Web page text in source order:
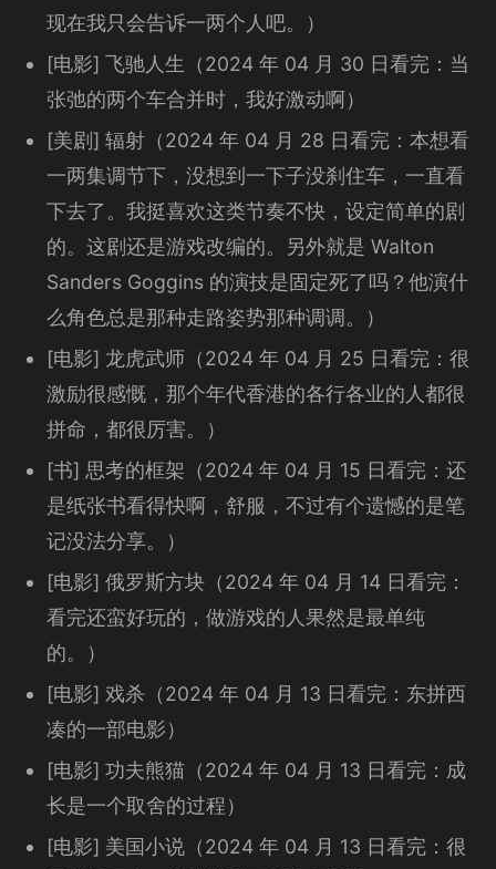
现在我只会告诉一两个人吧。）
[电影] 飞驰人生（2024 年 04 月 30 日看完：当
张弛的两个车合并时，我好激动啊）
[美剧] 辐射（2024 年 04 月 28 日看完：本想看
一两集调节下，没想到一下子没刹住车，一直看
下去了。我挺喜欢这类节奏不快，设定简单的剧
的。这剧还是游戏改编的。另外就是 Walton
Sanders Goggins 的演技是固定死了吗？他演什
么角色总是那种走路姿势那种调调。）
[电影] 龙虎武师（2024 年 04 月 25 日看完：很
激励很感慨，那个年代香港的各行各业的人都很
拼命，都很厉害。）
[书] 思考的框架（2024 年 04 月 15 日看完：还
是纸张书看得快啊，舒服，不过有个遗憾的是笔
记没法分享。）
[电影] 俄罗斯方块（2024 年 04 月 14 日看完：
看完还蛮好玩的，做游戏的人果然是最单纯
的。）
[电影] 戏杀（2024 年 04 月 13 日看完：东拼西
凑的一部电影）
[电影] 功夫熊猫（2024 年 04 月 13 日看完：成
长是一个取舍的过程）
[电影] 美国小说（2024 年 04 月 13 日看完：很